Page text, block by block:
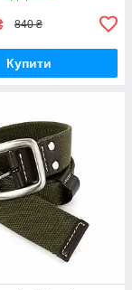
840 ₴
Купити